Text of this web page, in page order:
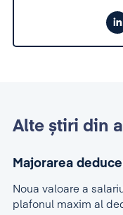
Alte știri din
Majorarea
Noua valoare a
plafonul maxim al